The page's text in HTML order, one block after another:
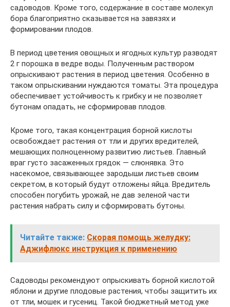
садоводов. Кроме того, содержание в составе молекул
бора благоприятно сказывается на завязях и
формировании плодов.
В период цветения овощных и ягодных культур разводят
2 г порошка в ведре воды. Полученным раствором
опрыскивают растения в период цветения. Особенно в
таком опрыскивании нуждаются томаты. Эта процедура
обеспечивает устойчивость к грибку и не позволяет
бутонам опадать, не сформировав плодов.
Кроме того, такая концентрация борной кислоты
освобождает растения от тли и других вредителей,
мешающих полноценному развитию листьев. Главный
враг густо засаженных грядок — слюнявка. Это
насекомое, связывающее зародыши листьев своим
секретом, в который будут отложены яйца. Вредитель
способен погубить урожай, не дав зеленой части
растения набрать силу и сформировать бутоны.
Читайте также: Скорая помощь желудку:
Аджифлюкс инструкция к применению
Садоводы рекомендуют опрыскивать борной кислотой
яблони и другие плодовые растения, чтобы защитить их
от тли, мошек и гусениц. Такой бюджетный метод уже